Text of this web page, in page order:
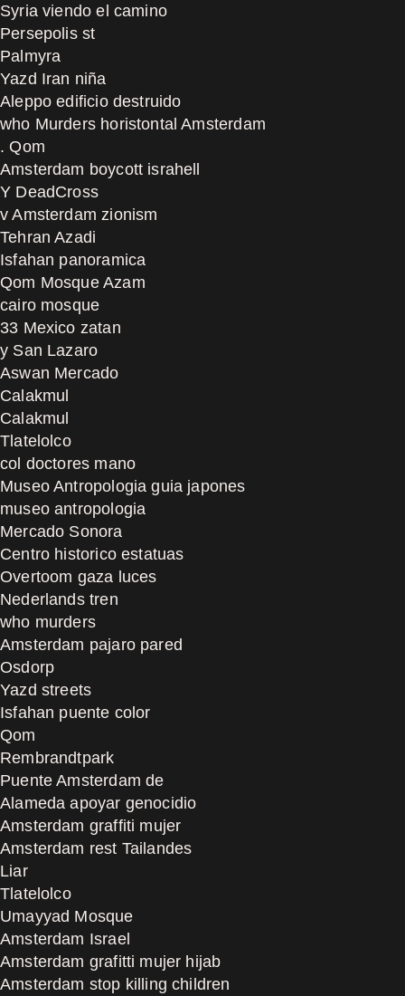
Syria viendo el camino
Persepolis st
Palmyra
Yazd Iran niña
Aleppo edificio destruido
who Murders horistontal Amsterdam
. Qom
Amsterdam boycott israhell
Y DeadCross
v Amsterdam zionism
Tehran Azadi
Isfahan panoramica
Qom Mosque Azam
cairo mosque
33 Mexico zatan
y San Lazaro
Aswan Mercado
Calakmul
Calakmul
Tlatelolco
col doctores mano
Museo Antropologia guia japones
museo antropologia
Mercado Sonora
Centro historico estatuas
Overtoom gaza luces
Nederlands tren
who murders
Amsterdam pajaro pared
Osdorp
Yazd streets
Isfahan puente color
Qom
Rembrandtpark
Puente Amsterdam de
Alameda apoyar genocidio
Amsterdam graffiti mujer
Amsterdam rest Tailandes
Liar
Tlatelolco
Umayyad Mosque
Amsterdam Israel
Amsterdam grafitti mujer hijab
Amsterdam stop killing children